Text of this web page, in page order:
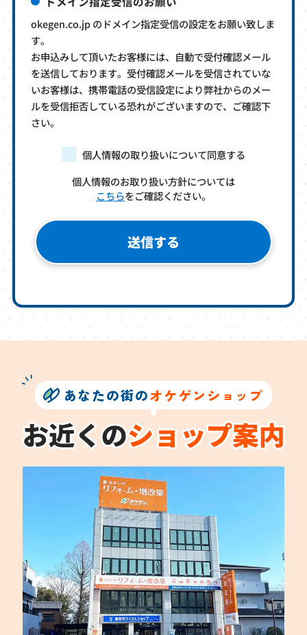
okegen.co.jp のドメイン指定受信の設定をお願い致しま
す。
お申込みして頂いたお客様には、自動で受付確認メール
を送信しております。受付確認メールを受信されていな
いお客様は、携帯電話の受信設定により弊社からのメー
ルを受信拒否している恐れがございますので、ご確認下
さい。
個人情報の取り扱いについて同意する
個人情報のお取り扱い方針については
こちらをご確認ください。
あなたの街のオケゲンショップ